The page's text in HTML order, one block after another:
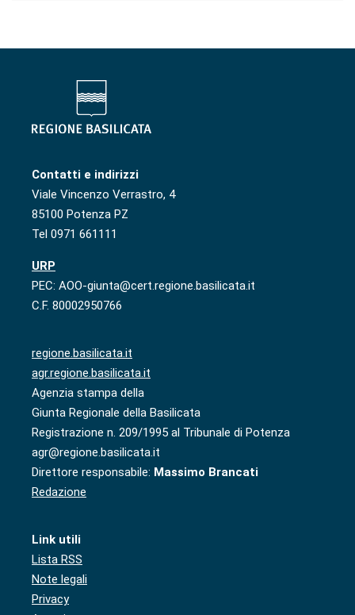
Contatti e indirizzi
Viale Vincenzo Verrastro, 4
85100 Potenza PZ
Tel 0971 661111
URP
PEC: AOO-giunta@cert.regione.basilicata.it
C.F. 80002950766
regione.basilicata.it
agr.regione.basilicata.it
Agenzia stampa della
Giunta Regionale della Basilicata
Registrazione n. 209/1995 al Tribunale di Potenza
agr@regione.basilicata.it
Direttore responsabile: Massimo Brancati
Redazione
Link utili
Lista RSS
Note legali
Privacy